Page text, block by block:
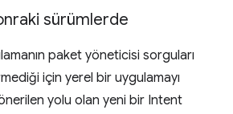
sürümlerde
paket yöneticisi sorguları
için yerel bir uygulamayı
yolu olan yeni bir Intent